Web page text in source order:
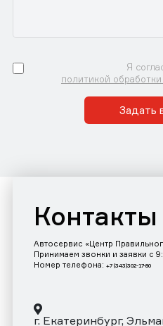
Я
политикой
Задать
Контакты
Автосервис «Центр
Принимаем звонки и заявки с
Номер телефона: +7 (343)302-17-80
г. Екатеринбург,